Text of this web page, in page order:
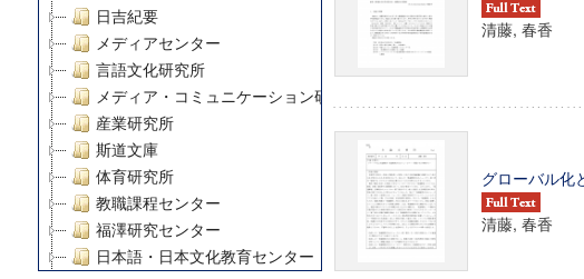
日吉紀要
メディアセンター
言語文化研究所
メディア・コミュニケーション研究所
産業研究所
斯道文庫
体育研究所
教職課程センター
福澤研究センター
日本語・日本文化教育センター
清藤, 春香
グローバル化
清藤, 春香